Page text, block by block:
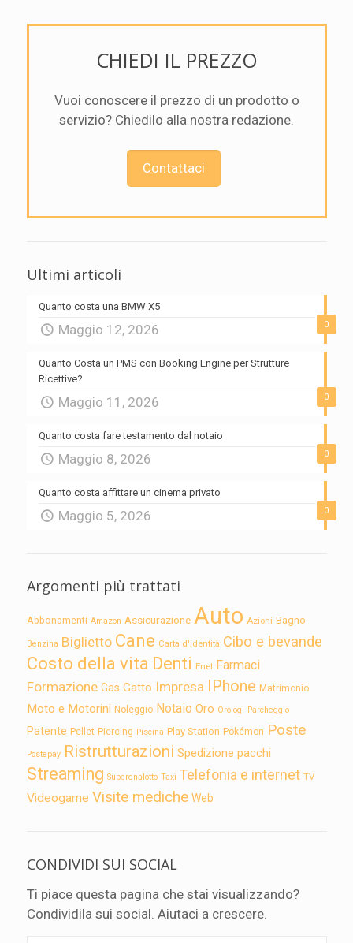
CHIEDI IL PREZZO
Vuoi conoscere il prezzo di un prodotto o
servizio? Chiedilo alla nostra redazione.
Contattaci
Ultimi articoli
0
Quanto costa una BMW X5
Maggio 12, 2026
0
Quanto Costa un PMS con Booking Engine per Strutture
Ricettive?
Maggio 11, 2026
0
Quanto costa fare testamento dal notaio
Maggio 8, 2026
0
Quanto costa affittare un cinema privato
Maggio 5, 2026
Argomenti più trattati
Abbonamenti Amazon Assicurazione Auto Azioni Bagno
Benzina Biglietto Cane Carta d'identità Cibo e bevande
Costo della vita Denti Enel Farmaci
Formazione Gas Gatto Impresa IPhone Matrimonio
Moto e Motorini Noleggio Notaio Oro Orologi Parcheggio
Patente Pellet Piercing Piscina Play Station Pokémon Poste
Postepay Ristrutturazioni Spedizione pacchi
Streaming Superenalotto Taxi Telefonia e internet TV
Videogame Visite mediche Web
CONDIVIDI SUI SOCIAL
Ti piace questa pagina che stai visualizzando?
Condividila sui social. Aiutaci a crescere.